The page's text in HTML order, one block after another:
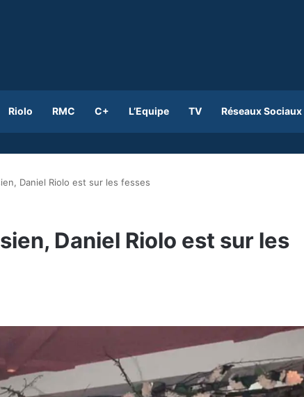
Riolo RMC C+ L’Equipe TV Réseaux Sociaux
Daniel Riolo est sur les fesses
Daniel Riolo est sur les